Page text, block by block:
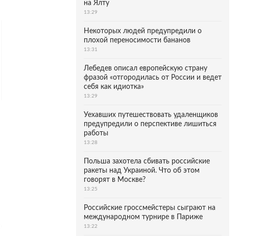
на Ялту
13:29
Некоторых людей предупредили о
плохой переносимости бананов
13:31
Лебедев описал европейскую страну
фразой «отгородилась от России и ведет
себя как идиотка»
13:29
Уехавших путешествовать удаленщиков
предупредили о перспективе лишиться
работы
13:28
Польша захотела сбивать российские
ракеты над Украиной. Что об этом
говорят в Москве?
13:25
Российские гроссмейстеры сыграют на
международном турнире в Париже
13:22